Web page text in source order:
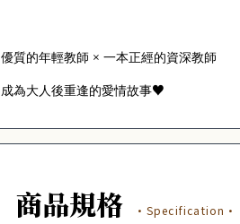
優質的年輕教師 × 一本正經的資深教師
成為大人後重逢的愛情故事♥
商品規格 ·Specification·